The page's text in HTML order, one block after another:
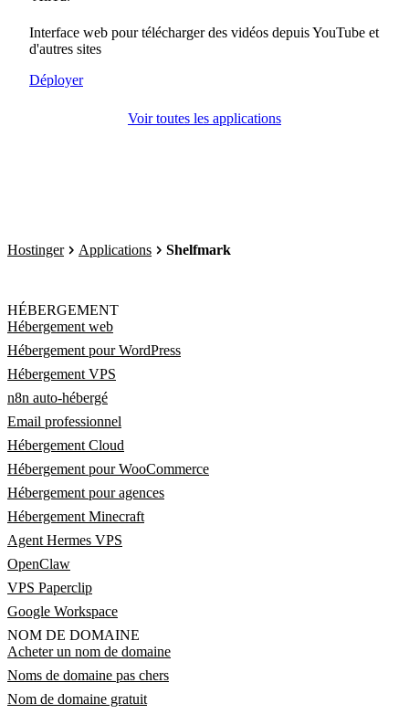
Interface web pour télécharger des vidéos depuis YouTube et
d'autres sites
Déployer
Voir toutes les applications
Hostinger Applications Shelfmark
HÉBERGEMENT
Hébergement web
Hébergement pour WordPress
Hébergement VPS
n8n auto-hébergé
Email professionnel
Hébergement Cloud
Hébergement pour WooCommerce
Hébergement pour agences
Hébergement Minecraft
Agent Hermes VPS
OpenClaw
VPS Paperclip
Google Workspace
NOM DE DOMAINE
Acheter un nom de domaine
Noms de domaine pas chers
Nom de domaine gratuit